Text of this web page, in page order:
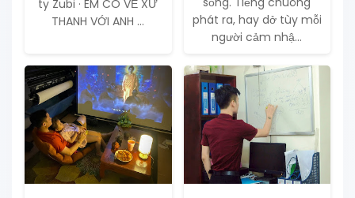
ty Zubi · EM CÓ VỀ XỨ
THANH VỚI ANH ...
phát ra, hay dở tùy mỗi
người cảm nhậ...